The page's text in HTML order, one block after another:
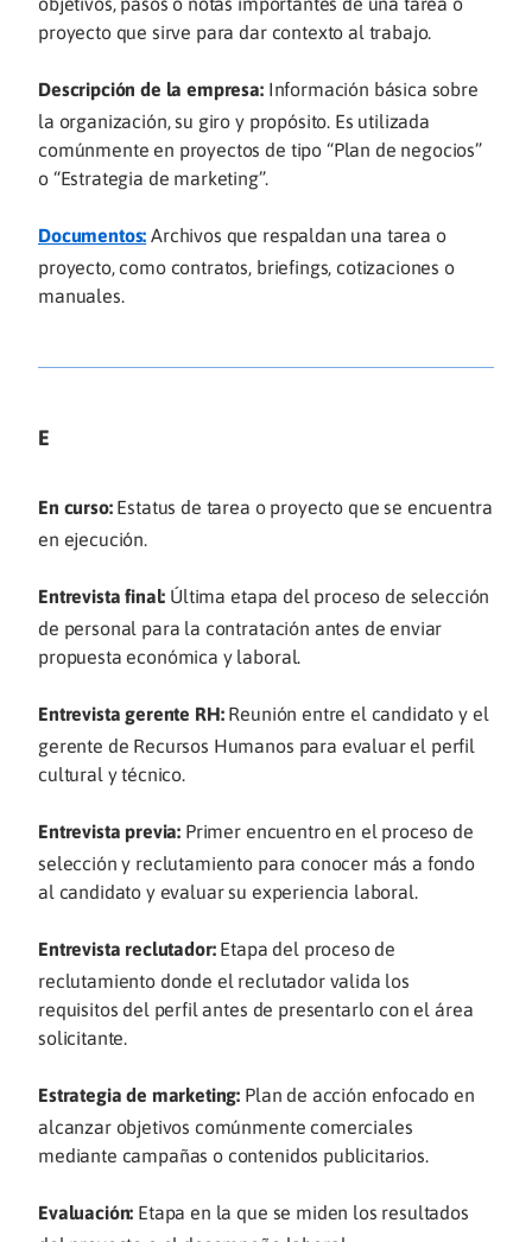
proyecto que sirve para dar contexto al trabajo.
Descripción de la empresa:Información básica sobre
la organización, su giro y propósito. Es utilizada
comúnmente en proyectos de tipo “Plan de negocios”
o “Estrategia de marketing”.
Documentos: Archivos que respaldan una tarea o
proyecto, como contratos, briefings, cotizaciones o
manuales.
E
En curso:Estatus de tarea o proyecto que se encuentra
en ejecución.
Entrevista final: Última etapa del proceso de selección
de personal para la contratación antes de enviar
propuesta económica y laboral.
Entrevista gerente RH: Reunión entre el candidato y el
gerente de Recursos Humanos para evaluar el perfil
cultural y técnico.
Entrevista previa: Primer encuentro en el proceso de
selección y reclutamiento para conocer más a fondo
al candidato y evaluar su experiencia laboral.
Entrevista reclutador:Etapa del proceso de
reclutamiento donde el reclutador valida los
requisitos del perfil antes de presentarlo con el área
solicitante.
Estrategia de marketing: Plan de acción enfocado en
alcanzar objetivos comúnmente comerciales
mediante campañas o contenidos publicitarios.
Evaluación: Etapa en la que se miden los resultados